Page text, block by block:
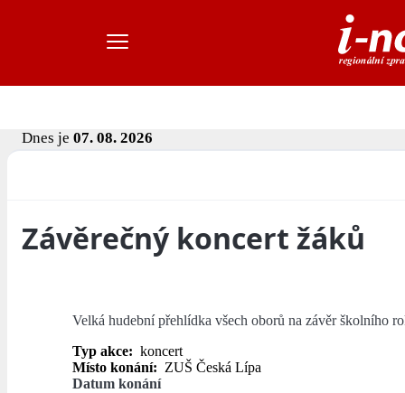
Dnes je 07. 08. 2026
Závěrečný koncert žáků
Velká hudební přehlídka všech oborů na závěr školního
Typ akce: koncert
Místo konání: ZUŠ Česká Lípa
Datum konání